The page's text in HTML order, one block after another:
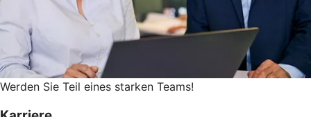
Werden Sie Teil eines starken Teams!